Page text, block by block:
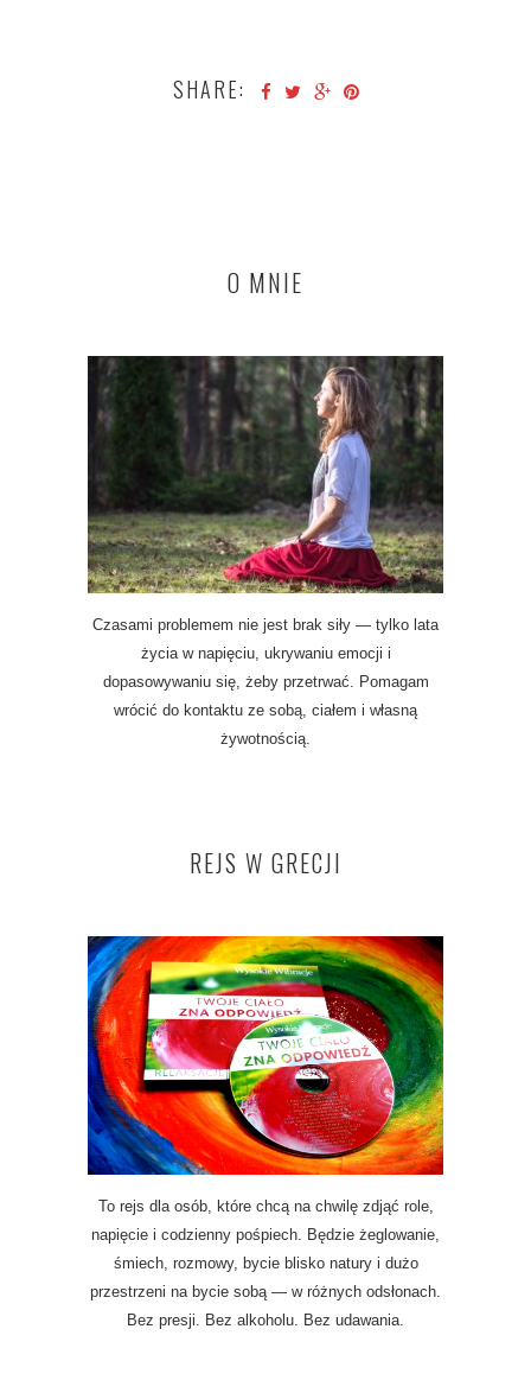
SHARE:
O MNIE
Czasami problemem nie jest brak siły — tylko lata
życia w napięciu, ukrywaniu emocji i
dopasowywaniu się, żeby przetrwać. Pomagam
wrócić do kontaktu ze sobą, ciałem i własną
żywotnością.
REJS W GRECJI
To rejs dla osób, które chcą na chwilę zdjąć role,
napięcie i codzienny pośpiech. Będzie żeglowanie,
śmiech, rozmowy, bycie blisko natury i dużo
przestrzeni na bycie sobą — w różnych odsłonach.
Bez presji. Bez alkoholu. Bez udawania.